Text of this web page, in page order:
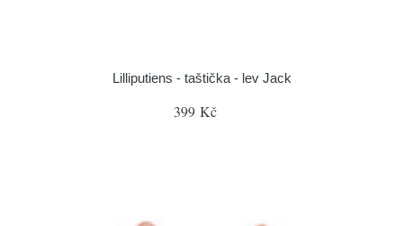
Lilliputiens - taštička - lev Jack
399 Kč